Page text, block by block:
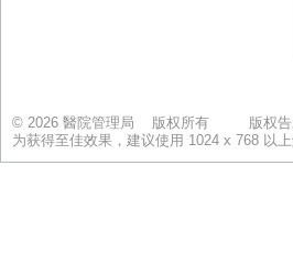
© 2026 醫院管理局 版权所有 版权
为获得至佳效果，建议使用 1024 x 768 以